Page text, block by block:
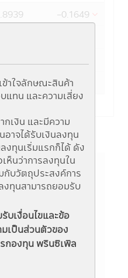
าใจลักษณะสินค้า
แทน และความเสี่ยง
เงิน และมีความ
อาจได้รับเงินลงทุน
งทุนเริ่มแรกก็ได้ ดัง
ห็นว่าการลงทุนใน
กับวัตถุประสงค์การ
ทุนสามารถยอมรับ
ข้อมูลในหนังสือชี้
ลงทุน และทำความ
ารลงทุน" "ประเภท
าส่วนการลงทุน"
บเงื่อนไขและข้อ
เป็นส่วนตัวของ
กองทุน พรินซิเพิล
-0.1649
0.1227